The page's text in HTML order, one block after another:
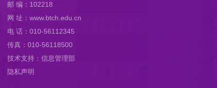
邮 编：102218
网 址：www.btch.edu.cn
电 话：010-56112345
传真：010-56118500
技术支持：信息管理部
隐私声明